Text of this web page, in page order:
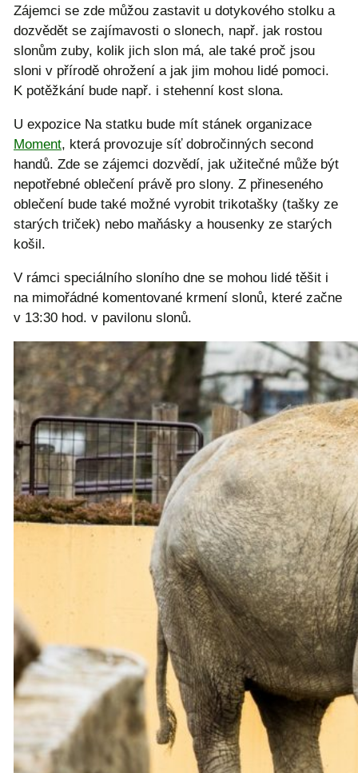
Zájemci se zde můžou zastavit u dotykového stolku a
dozvědět se zajímavosti o slonech, např. jak rostou
slonům zuby, kolik jich slon má, ale také proč jsou
sloni v přírodě ohrožení a jak jim mohou lidé pomoci.
K potěžkání bude např. i stehenní kost slona.
U expozice Na statku bude mít stánek organizace
Moment, která provozuje síť dobročinných second
handů. Zde se zájemci dozvědí, jak užitečné může být
nepotřebné oblečení právě pro slony. Z přineseného
oblečení bude také možné vyrobit trikotašky (tašky ze
starých triček) nebo maňásky a housenky ze starých
košil.
V rámci speciálního sloního dne se mohou lidé těšit i
na mimořádné komentované krmení slonů, které začne
v 13:30 hod. v pavilonu slonů.